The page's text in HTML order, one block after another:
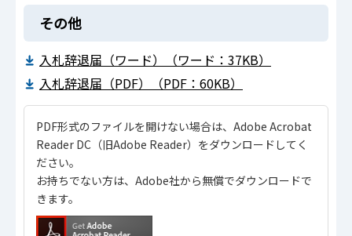
その他
入札辞退届（ワード）（ワード：37KB）
入札辞退届（PDF）（PDF：60KB）
PDF形式のファイルを開けない場合は、Adobe Acrobat
Reader DC（旧Adobe Reader）をダウンロードしてく
ださい。
お持ちでない方は、Adobe社から無償でダウンロードで
きます。